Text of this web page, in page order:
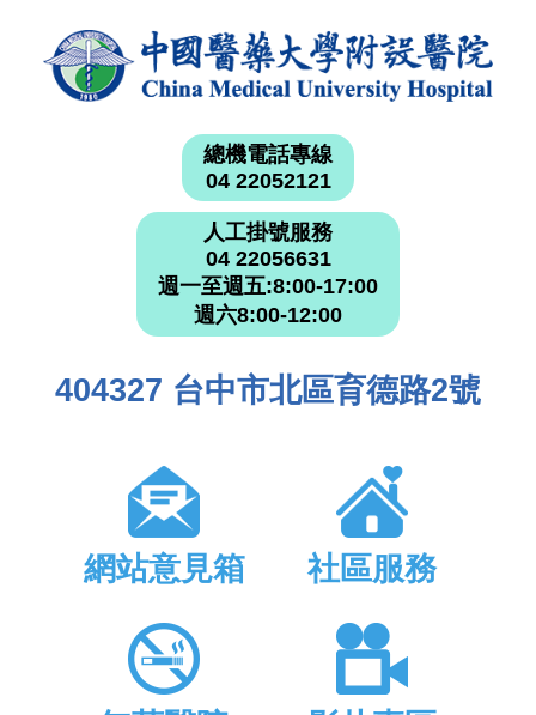
總機電話專線
04 22052121
人工掛號服務
04 22056631
週一至週五:8:00-17:00
週六8:00-12:00
404327 台中市北區育德路2號
網站意見箱 社區服務